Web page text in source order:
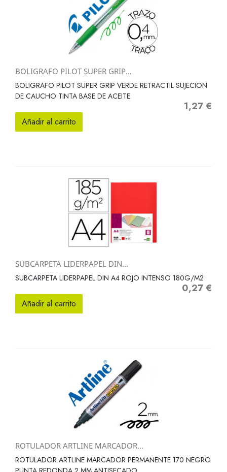
BOLIGRAFO PILOT SUPER GRIP...
BOLIGRAFO PILOT SUPER GRIP VERDE RETRACTIL SUJECION
DE CAUCHO TINTA BASE DE ACEITE
Precio
1,27 €
Añadir al carrito
SUBCARPETA LIDERPAPEL DIN...
SUBCARPETA LIDERPAPEL DIN A4 ROJO INTENSO 180G/M2
Precio
0,27 €
Añadir al carrito
ROTULADOR ARTLINE MARCADOR...
ROTULADOR ARTLINE MARCADOR PERMANENTE 170 NEGRO